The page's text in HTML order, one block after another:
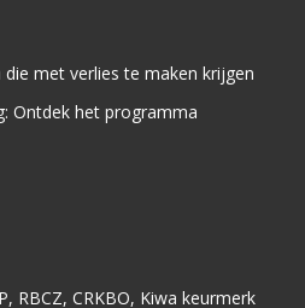
met verlies te maken krijgen
Ontdek het programma
RBCZ, CRKBO, Kiwa keurmerk